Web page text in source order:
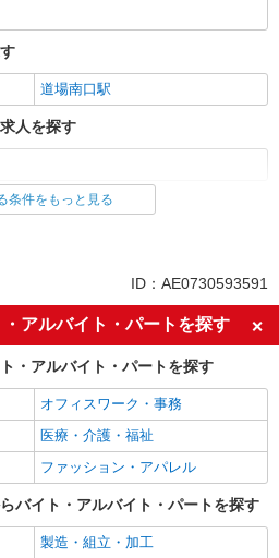
道場南口駅
人を探す
の求人を探す
未経験歓迎
新卒・第二新卒歓迎
主婦・主夫歓迎
学歴不問
ミドル（40代～）活躍中
シニア（60代～）活躍中
ボーナス・賞与あり
完全週休2日制
条件をもっと見る
ID：AE0730593591
アルバイト・パートを探す
・アルバイト・パートを探す
オフィスワーク・事務
医療・介護・福祉
ファッション・アパレル
バイト・アルバイト・パートを探す
製造・組立・加工